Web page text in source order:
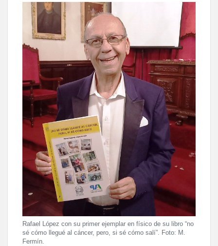
Rafael López con su primer ejemplar en físico de su libro “no
sé cómo llegué al cáncer, pero, si sé cómo salí”. Foto: M.
Fermín.